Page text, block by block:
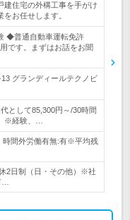
建住宅の外構工事を手がけ
お任せします。
◆普通自動車運転免許
です。まずはお話をお聞
グランディールテクノビ
として85,300円～/30時間
※経験、…
時間外労働有無:有※平均残
2日制（日・その他）※社